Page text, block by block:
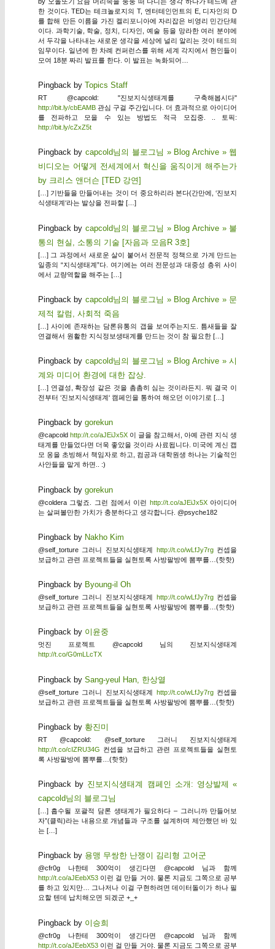
한 것이다. TED는 테크놀로지의 T, 엔터테인먼트의 E, 디자인의 D
를 합해 만든 이름을 가진 켈리포니아에 자리잡은 비영리 민간단체
이다. 과학기술, 학술, 정치, 디자인, 예술 등을 망라한 여러 분야에
서 두각을 나타내는 새로운 생각을 세상에 널리 알리는 것이 테드의
임무이다. 일년에 한 차례 컨퍼런스를 위해 세계 각지에서 현인들이
모여 18분 짜리 발표를 한다. 이 발표는 녹화되어…
Pingback by Topics Staff
RT @capcold: "진보지식생태계를 구축해봅시다"
http://bit.ly/cbEAMB관심 구걸 주간입니다. 더 효과적으로 아이디어
를 전파하고 모을 수 있는 방법도 적극 모집중. .. 토픽:
http://bit.ly/cZxZ5t
Pingback bycapcold님의 블로그님 » Blog Archive » 웹
비디오는 어떻게 전세계에서 혁신을 움직이게 해주는가
by 크리스 앤더슨 [TED 강연]
[…] 기반들을 만들어내는 것이 더 중요하리라 본다(간만에, ‘진보지
식생태계‘라는 발상을 전파할 […]
Pingback bycapcold님의 블로그님 » Blog Archive » 불
통의 현실, 소통의 기술 [자음과 모음R 3호]
[…] 그 과정에서 새로운 살이 붙어서 전문적 정책으로 가게 만드는
일종의 “지식생태계”다. 여기에는 여러 전문성과 대중성 층위 사이
에서 교량역할을 해주는 […]
Pingback bycapcold님의 블로그님 » Blog Archive » 문
제적 칼럼, 사회적 죽음
[…] 사이에 존재하는 담론유통의 갭을 보여주는지도. 틈새들을 잘
연결해서 원활한 지식정보생태계를 만드는 것이 참 필요한 […]
Pingback bycapcold님의 블로그님 » Blog Archive » 시
계와 미디어 환경에 대한 잡상.
[…] 연결성, 확장성 같은 것을 촘촘히 심는 것이라든지. 뭐 결국 이
전부터 ‘진보지식생태계‘ 캠페인을 통하여 해오던 이야기로 […]
Pingback by gorekun
@capcold http://t.co/aJEiJx5X이 글을 참고해서, 아예 관련 지식 생
태계를 만들었다면 더욱 좋았을 것이라 사료됩니다. 미국에 계신 캡
모 옹을 초빙해서 책임자로 하고, 컴공과 대학원생 하나는 기술적인
사안들을 맡게 하면.. :)
Pingback by gorekun
@coldera 그렇죠. 그런 점에서 이런 http://t.co/aJEiJx5X아이디어
는 살펴볼만한 가치가 충분하다고 생각합니다. @psyche182
Pingback by Nakho Kim
@self_torture 그러니 진보지식생태계 http://t.co/wLfJy7rg컨셉을
보급하고 관련 프로젝트들을 실현토록 사방팔방에 뽐뿌를…(핫핫)
Pingback by Byoung-il Oh
@self_torture 그러니 진보지식생태계 http://t.co/wLfJy7rg컨셉을
보급하고 관련 프로젝트들을 실현토록 사방팔방에 뽐뿌를…(핫핫)
Pingback by 이윤중
멋진 프로젝트 @capcold 님의 진보지식생태계
http://t.co/G0mLLcTX
Pingback by Sang-yeul Han, 한상열
@self_torture 그러니 진보지식생태계 http://t.co/wLfJy7rg컨셉을
보급하고 관련 프로젝트들을 실현토록 사방팔방에 뽐뿌를…(핫핫)
Pingback by 황진미
RT @capcold: @self_torture 그러니 진보지식생태계
http://t.co/cIZRU34G 컨셉을 보급하고 관련 프로젝트들을 실현토
록 사방팔방에 뽐뿌를…(핫핫)
Pingback by 진보지식생태계 캠페인 소개: 영상발제 «
capcold님의 블로그님
[…] 흡수될 포괄적 담론 생태계가 필요하다 – 그러니까 만들어보
자”(클릭)라는 내용으로 개념들과 구조를 설계하며 제안했던 바 있
는 […]
Pingback by 용맹 무쌍한 난쟁이 김리형 고어군
@cfr0g 나한테 300억이 생긴다면 @capcold 님과 함께
http://t.co/aJEebX53이런 걸 만들 거야. 물론 지금도 그쪽으로 공부
를 하고 있지만… 그나저나 이걸 구현하려면 데이터돌이가 하나 필
요할 텐데 납치해오면 되겠군 +_+
Pingback by 이승희
@cfr0g 나한테 300억이 생긴다면 @capcold 님과 함께
http://t.co/aJEebX53이런 걸 만들 거야. 물론 지금도 그쪽으로 공부